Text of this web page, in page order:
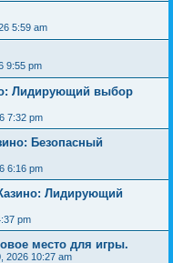
5:59 am
9:55 pm
Лидирующий выбор
7:32 pm
Безопасный
6:16 pm
Лидирующий
pm
место для игры.
2026 10:27 am